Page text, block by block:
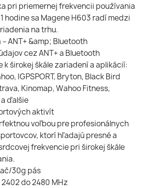
pri priemernej frekvencii používania
hodine sa Magene H603 radí medzi
na trhu.
ANT+ &amp; Bluetooth
cez ANT+ a Bluetooth
k širokej škále zariadení a aplikácií:
IGPSPORT, Bryton, Black Bird
Kinomap, Wahoo Fitness,
ďalšie
aktivít
voľbou pre profesionálnych
ktorí hľadajú presné a
frekvencie pri širokej škále
30g pás
do 2480 MHz